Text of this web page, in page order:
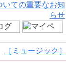
いての重要なお知
らせ
［ミュージック］